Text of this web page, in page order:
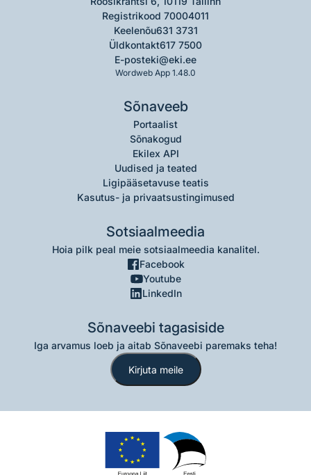
Registrikood 70004011
Keelenõu631 3731
Üldkontakt617 7500
E-posteki@eki.ee
Wordweb App 1.48.0
Sõnaveeb
Portaalist
Sõnakogud
Ekilex API
Uudised ja teated
Ligipääsetavuse teatis
Kasutus- ja privaatsustingimused
Sotsiaalmeedia
Hoia pilk peal meie sotsiaalmeedia kanalitel.
Facebook
Youtube
LinkedIn
Sõnaveebi tagasiside
Iga arvamus loeb ja aitab Sõnaveebi paremaks teha!
Kirjuta meile